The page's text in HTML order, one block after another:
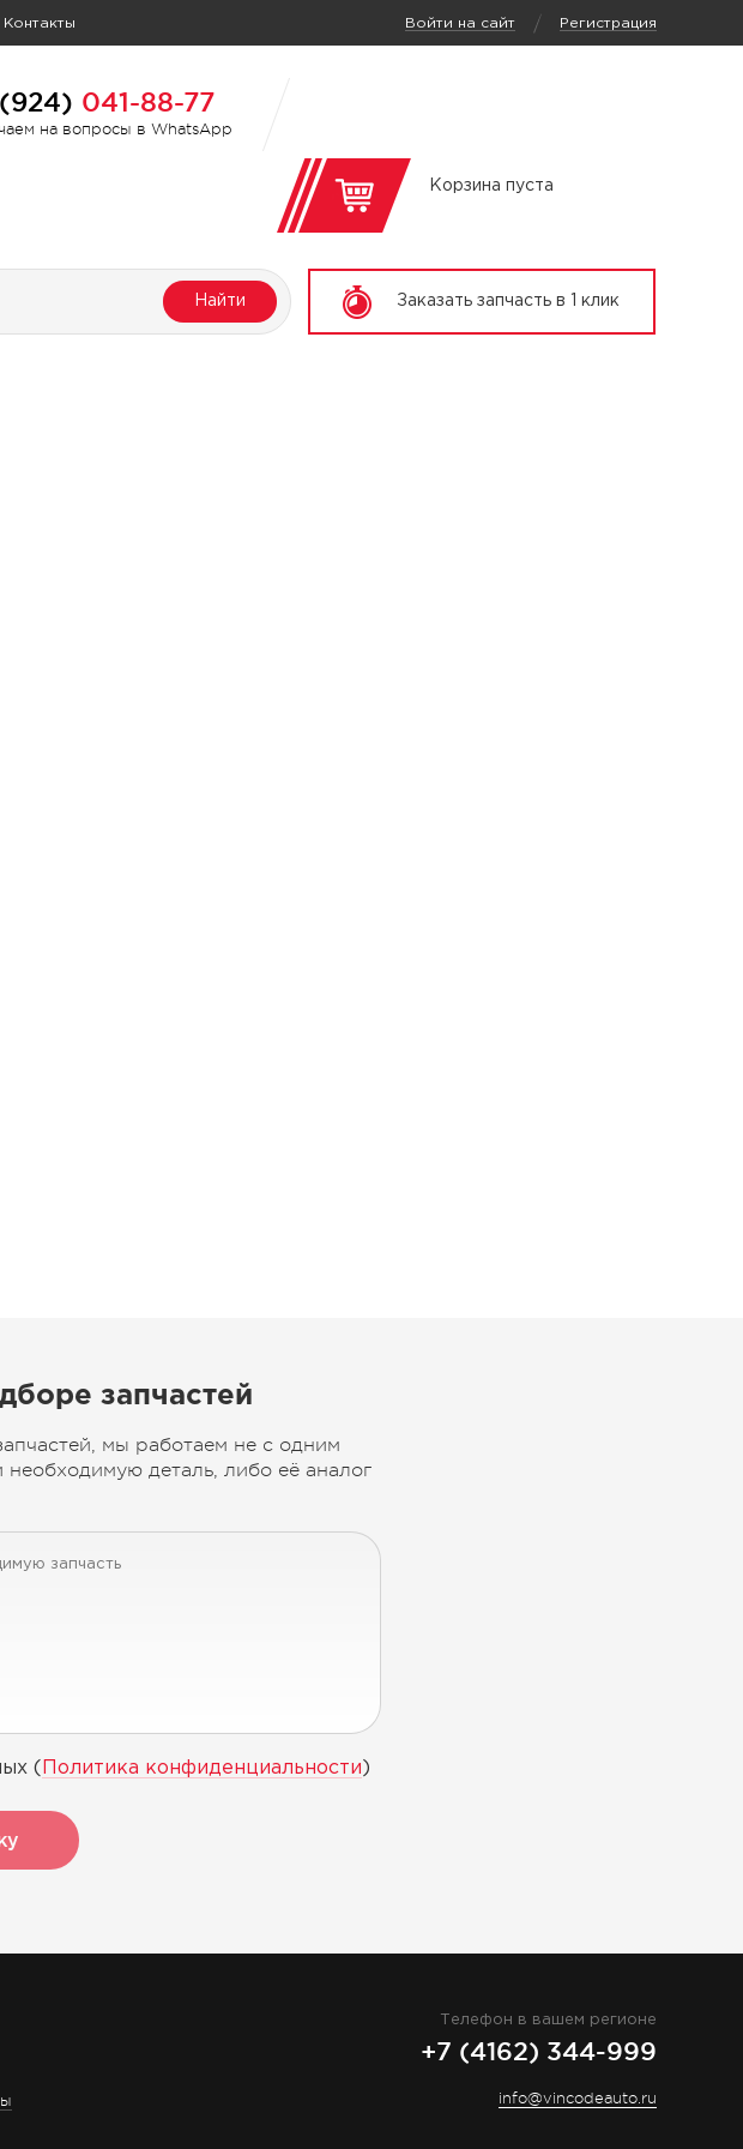
Контакты Войти на сайт / Регистрация
041-88-77
на вопросы в WhatsApp
Корзина пуста
Найти Заказать запчасть в 1 клик
запчастей
мы работаем не с одним
деталь, либо её аналог
( Политика конфиденциальности )
Телефон в вашем регионе
+7 (4162) 344-999
info@vincodeauto.ru